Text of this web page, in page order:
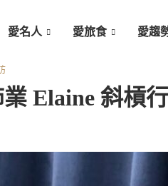
愛名人 愛旅食 愛趨
Elaine 斜槓